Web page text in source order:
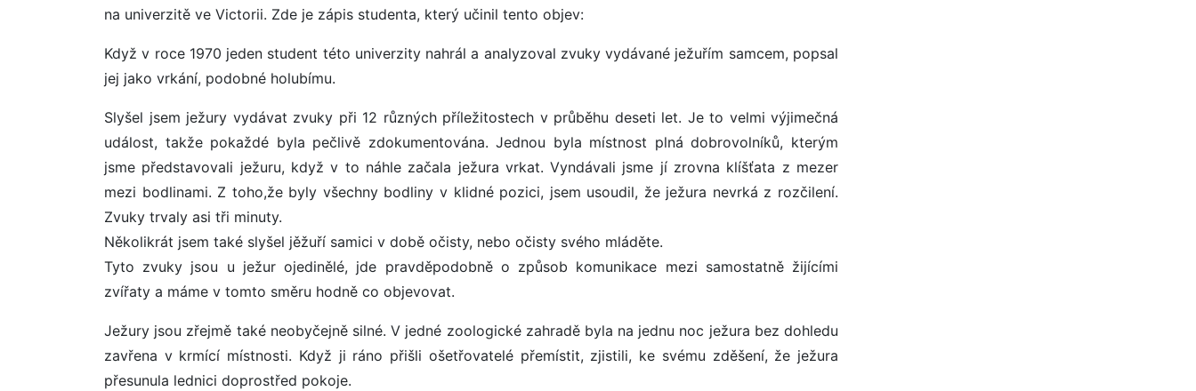
na univerzitě ve Victorii. Zde je zápis studenta, který učinil tento objev:
Když v roce 1970 jeden student této univerzity nahrál a analyzoval zvuky vydávané ježuřím samcem, popsal
jej jako vrkání, podobné holubímu.
Slyšel jsem ježury vydávat zvuky při 12 různých příležitostech v průběhu deseti let. Je to velmi výjimečná
událost, takže pokaždé byla pečlivě zdokumentována. Jednou byla místnost plná dobrovolníků, kterým
jsme představovali ježuru, když v to náhle začala ježura vrkat. Vyndávali jsme jí zrovna klíšťata z mezer
mezi bodlinami. Z toho,že byly všechny bodliny v klidné pozici, jsem usoudil, že ježura nevrká z rozčilení.
Zvuky trvaly asi tři minuty.
Několikrát jsem také slyšel jěžuří samici v době očisty, nebo očisty svého mláděte.
Tyto zvuky jsou u ježur ojedinělé, jde pravděpodobně o způsob komunikace mezi samostatně žijícími
zvířaty a máme v tomto směru hodně co objevovat.
Ježury jsou zřejmě také neobyčejně silné. V jedné zoologické zahradě byla na jednu noc ježura bez dohledu
zavřena v krmící místnosti. Když ji ráno přišli ošetřovatelé přemístit, zjistili, ke svému zděšení, že ježura
přesunula lednici doprostřed pokoje.